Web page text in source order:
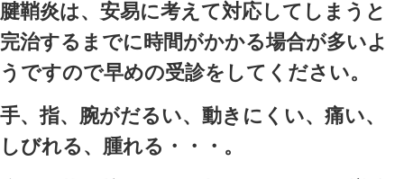
腱鞘炎とは、筋肉の両端にあ
いう筒の中を通るのですが、
のあいだに起きた炎症をいい
には、代表的な病名が二つあ